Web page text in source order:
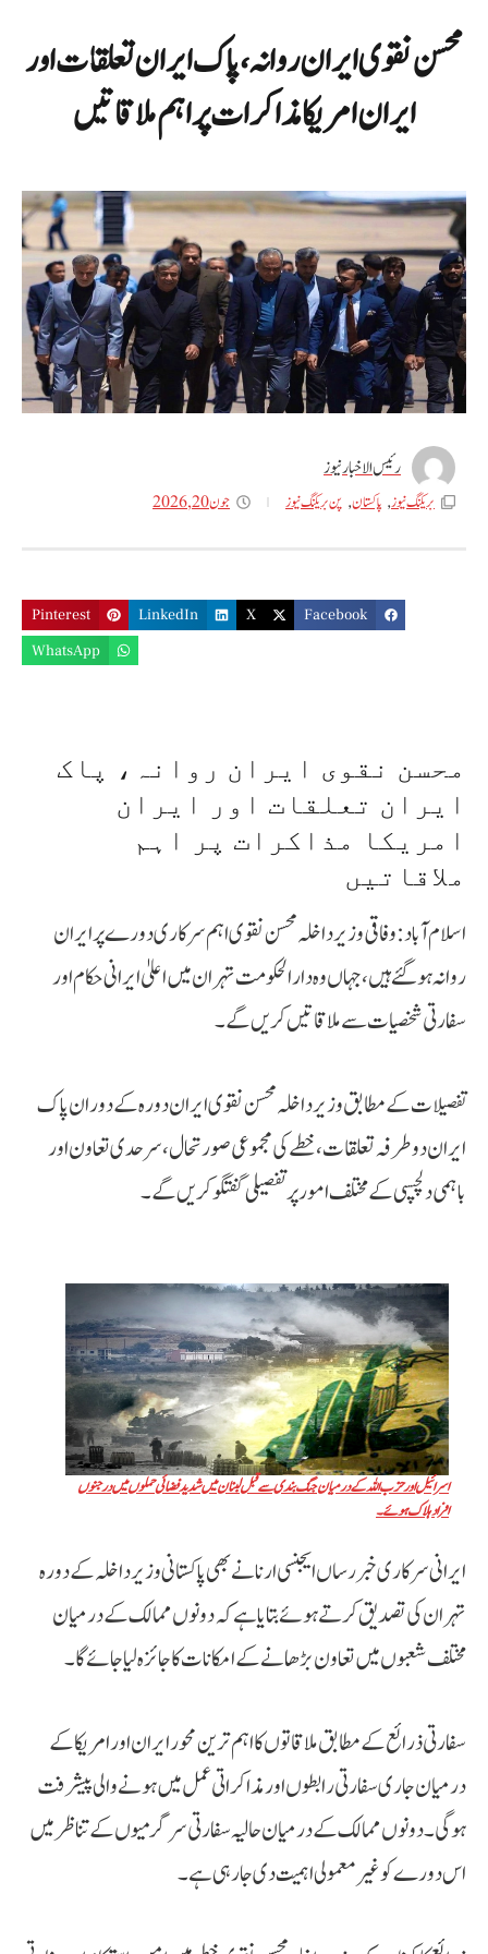
محسن نقوی ایران روانہ، پاک ایران تعلقات اور
ایران امریکا مذاکرات پر اہم ملاقاتیں
رئیس الاخبار نیوز
بریکنگ نیوز, پاکستان, پن بریکنگ نیوز جون 20, 2026
Facebook
X
LinkedIn
Pinterest
WhatsApp
محسن نقوی ایران روانہ، پاک
ایران تعلقات اور ایران
امریکا مذاکرات پر اہم
ملاقاتیں
اسلام آباد: وفاقی وزیر داخلہ محسن نقوی اہم سرکاری دورے پر ایران
روانہ ہوگئے ہیں، جہاں وہ دارالحکومت تہران میں اعلیٰ ایرانی حکام اور
سفارتی شخصیات سے ملاقاتیں کریں گے۔
تفصیلات کے مطابق وزیر داخلہ محسن نقوی ایران دورہ کے دوران پاک
ایران دوطرفہ تعلقات، خطے کی مجموعی صورتحال، سرحدی تعاون اور
باہمی دلچسپی کے مختلف امور پر تفصیلی گفتگو کریں گے۔
اسرائیل اور حزب اللہ کے درمیان جنگ بندی سے قبل لبنان میں شدید فضائی حملوں میں درجنوں
افراد ہلاک ہوئے۔
ایرانی سرکاری خبر رساں ایجنسی ارنا نے بھی پاکستانی وزیر داخلہ کے دورہ
تہران کی تصدیق کرتے ہوئے بتایا ہے کہ دونوں ممالک کے درمیان
مختلف شعبوں میں تعاون بڑھانے کے امکانات کا جائزہ لیا جائے گا۔
سفارتی ذرائع کے مطابق ملاقاتوں کا اہم ترین محور ایران اور امریکا کے
درمیان جاری سفارتی رابطوں اور مذاکراتی عمل میں ہونے والی پیشرفت
ہوگی۔ دونوں ممالک کے درمیان حالیہ سفارتی سرگرمیوں کے تناظر میں
اس دورے کو غیر معمولی اہمیت دی جا رہی ہے۔